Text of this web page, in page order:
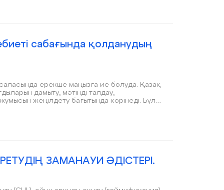
сабағында қолданудың
ерекше маңызға ие болуда. Қазақ
дамыту, мәтінді талдау,
жеңілдету бағытында көрінеді. Бұл
ЗАМАНАУИ ӘДІСТЕРІ.